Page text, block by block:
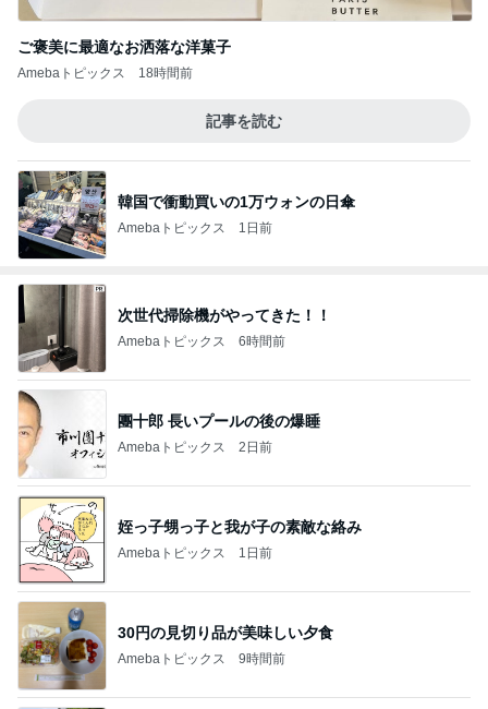
ご褒美に最適なお洒落な洋菓子
Amebaトピックス 18時間前
記事を読む
韓国で衝動買いの1万ウォンの日傘
Amebaトピックス 1日前
次世代掃除機がやってきた！！
Amebaトピックス 6時間前
團十郎 長いプールの後の爆睡
Amebaトピックス 2日前
姪っ子甥っ子と我が子の素敵な絡み
Amebaトピックス 1日前
30円の見切り品が美味しい夕食
Amebaトピックス 9時間前